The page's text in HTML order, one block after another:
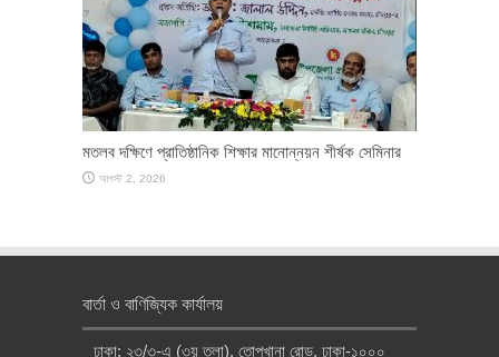
মতলব দক্ষিণে প্রাতিষ্ঠানিক শিক্ষার মানোন্নয়ন শীর্ষক সেমিনার
আগস্ট 2, 2026
বার্তা ও বাণিজ্যিক কার্যালয়
ঢাকা: ২৩/৩-এ (৩য় তলা), তোপখানা রোড, ঢাকা-১০০০